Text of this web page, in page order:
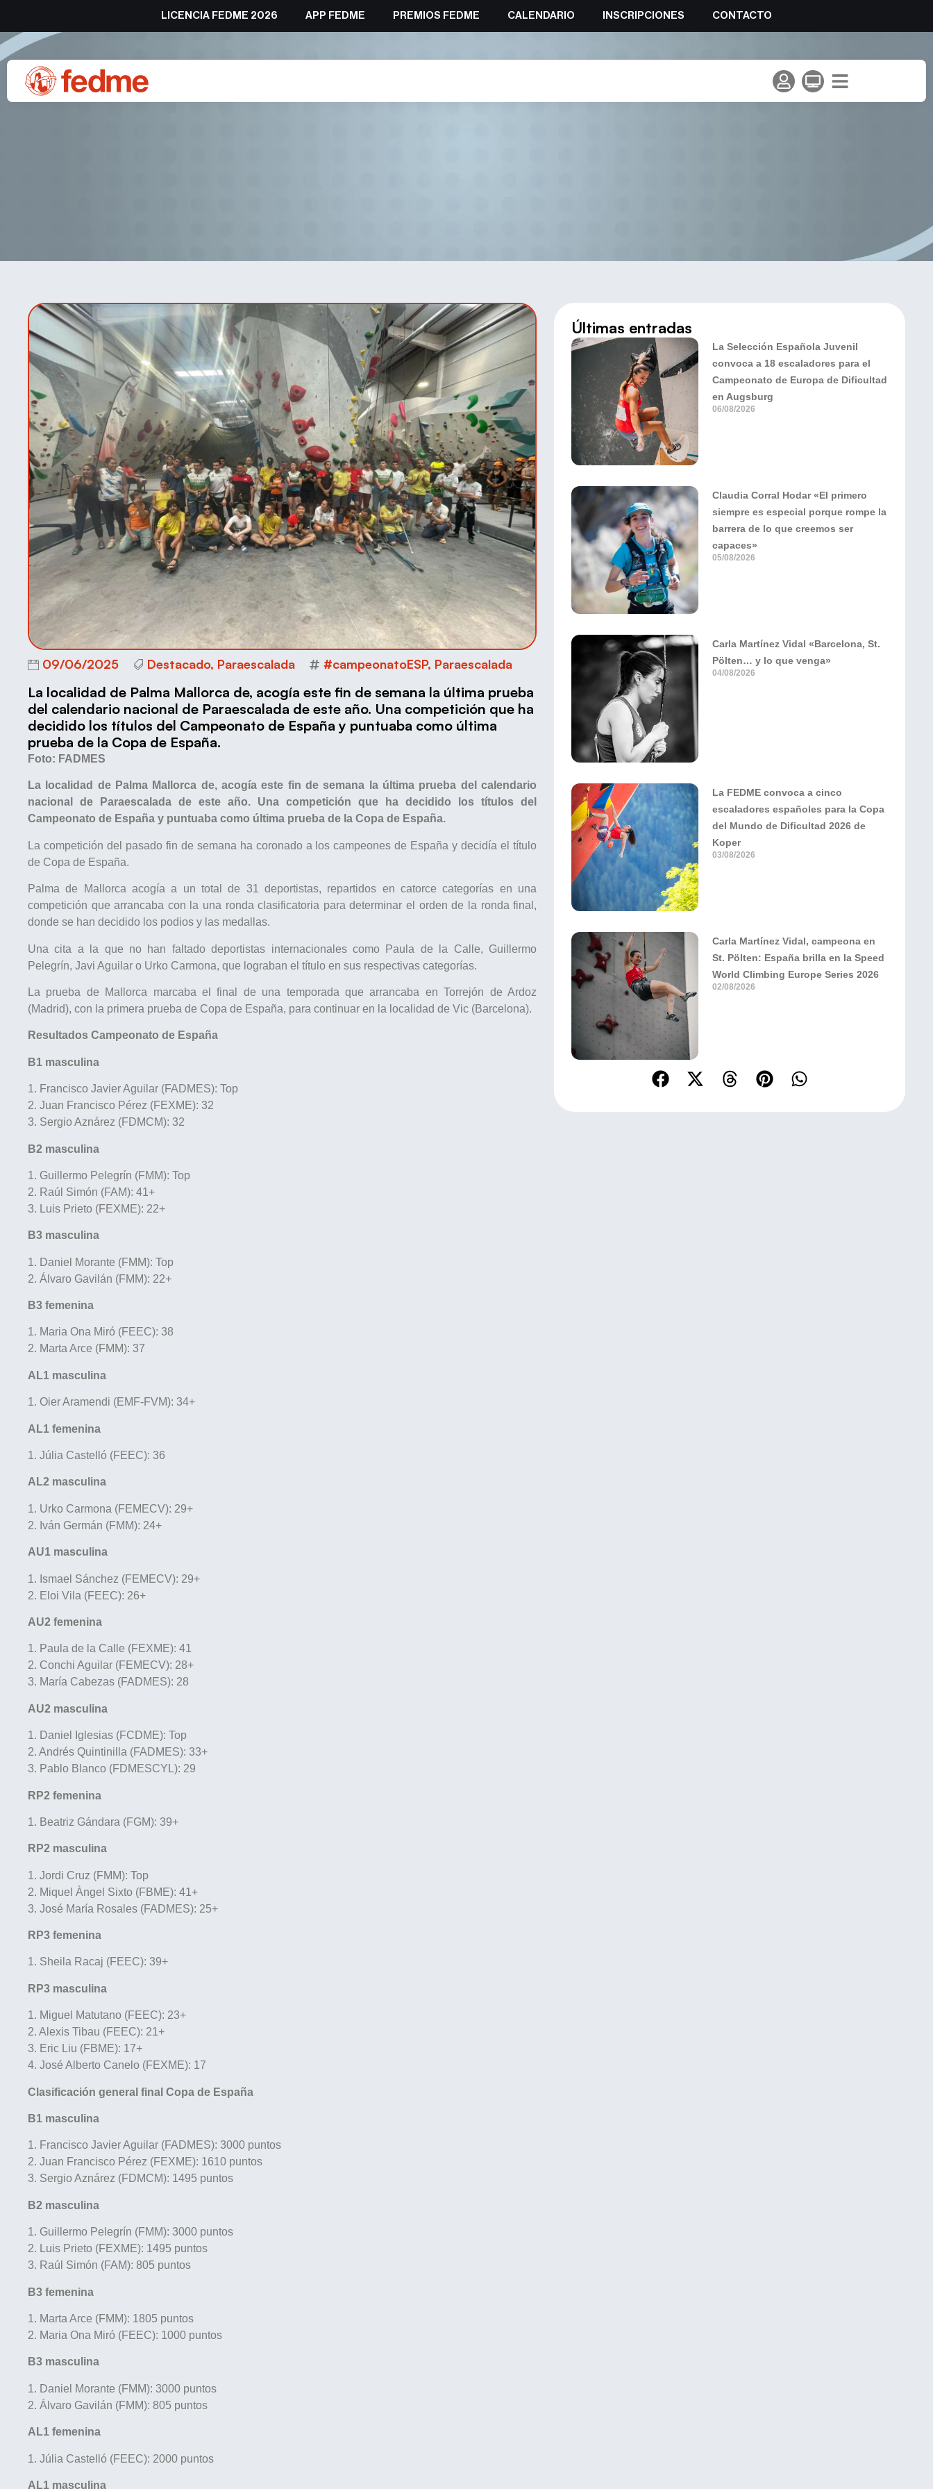
LICENCIA FEDME 2026 APP FEDME PREMIOS FEDME CALENDARIO INSCRIPCIONES CONTACTO
Palma de Mallorca decide el título nacional de Paraescalada 2025 y la Copa de España.
09/06/2025 Destacado, Paraescalada #campeonatoESP, Paraescalada
La localidad de Palma Mallorca de, acogía este fin de semana la última prueba
del calendario nacional de Paraescalada de este año. Una competición que ha
decidido los títulos del Campeonato de España y puntuaba como última
prueba de la Copa de España.
Foto: FADMES
La localidad de Palma Mallorca de, acogía este fin de semana la última prueba del calendario
nacional de Paraescalada de este año. Una competición que ha decidido los títulos del
Campeonato de España y puntuaba como última prueba de la Copa de España.
La competición del pasado fin de semana ha coronado a los campeones de España y decidía el título
de Copa de España.
Palma de Mallorca acogía a un total de 31 deportistas, repartidos en catorce categorías en una
competición que arrancaba con la una ronda clasificatoria para determinar el orden de la ronda final,
donde se han decidido los podios y las medallas.
Una cita a la que no han faltado deportistas internacionales como Paula de la Calle, Guillermo
Pelegrín, Javi Aguilar o Urko Carmona, que lograban el título en sus respectivas categorías.
La prueba de Mallorca marcaba el final de una temporada que arrancaba en Torrejón de Ardoz
(Madrid), con la primera prueba de Copa de España, para continuar en la localidad de Vic (Barcelona).
Resultados Campeonato de España
B1 masculina
1. Francisco Javier Aguilar (FADMES): Top
2. Juan Francisco Pérez (FEXME): 32
3. Sergio Aznárez (FDMCM): 32
B2 masculina
1. Guillermo Pelegrín (FMM): Top
2. Raúl Simón (FAM): 41+
3. Luis Prieto (FEXME): 22+
B3 masculina
1. Daniel Morante (FMM): Top
2. Álvaro Gavilán (FMM): 22+
B3 femenina
1. Maria Ona Miró (FEEC): 38
2. Marta Arce (FMM): 37
AL1 masculina
1. Oier Aramendi (EMF-FVM): 34+
AL1 femenina
1. Júlia Castelló (FEEC): 36
AL2 masculina
1. Urko Carmona (FEMECV): 29+
2. Iván Germán (FMM): 24+
AU1 masculina
1. Ismael Sánchez (FEMECV): 29+
2. Eloi Vila (FEEC): 26+
AU2 femenina
1. Paula de la Calle (FEXME): 41
2. Conchi Aguilar (FEMECV): 28+
3. María Cabezas (FADMES): 28
AU2 masculina
1. Daniel Iglesias (FCDME): Top
2. Andrés Quintinilla (FADMES): 33+
3. Pablo Blanco (FDMESCYL): 29
RP2 femenina
1. Beatriz Gándara (FGM): 39+
RP2 masculina
1. Jordi Cruz (FMM): Top
2. Miquel Àngel Sixto (FBME): 41+
3. José María Rosales (FADMES): 25+
RP3 femenina
1. Sheila Racaj (FEEC): 39+
RP3 masculina
1. Miguel Matutano (FEEC): 23+
2. Alexis Tibau (FEEC): 21+
3. Eric Liu (FBME): 17+
4. José Alberto Canelo (FEXME): 17
Clasificación general final Copa de España
B1 masculina
1. Francisco Javier Aguilar (FADMES): 3000 puntos
2. Juan Francisco Pérez (FEXME): 1610 puntos
3. Sergio Aznárez (FDMCM): 1495 puntos
B2 masculina
1. Guillermo Pelegrín (FMM): 3000 puntos
2. Luis Prieto (FEXME): 1495 puntos
3. Raúl Simón (FAM): 805 puntos
B3 femenina
1. Marta Arce (FMM): 1805 puntos
2. Maria Ona Miró (FEEC): 1000 puntos
B3 masculina
1. Daniel Morante (FMM): 3000 puntos
2. Álvaro Gavilán (FMM): 805 puntos
AL1 femenina
1. Júlia Castelló (FEEC): 2000 puntos
AL1 masculina
Últimas entradas
La Selección Española Juvenil
convoca a 18 escaladores para el
Campeonato de Europa de Dificultad
en Augsburg
06/08/2026
Claudia Corral Hodar «El primero
siempre es especial porque rompe la
barrera de lo que creemos ser
capaces»
05/08/2026
Carla Martínez Vidal «Barcelona, St.
Pölten… y lo que venga»
04/08/2026
La FEDME convoca a cinco
escaladores españoles para la Copa
del Mundo de Dificultad 2026 de
Koper
03/08/2026
Carla Martínez Vidal, campeona en
St. Pölten: España brilla en la Speed
World Climbing Europe Series 2026
02/08/2026